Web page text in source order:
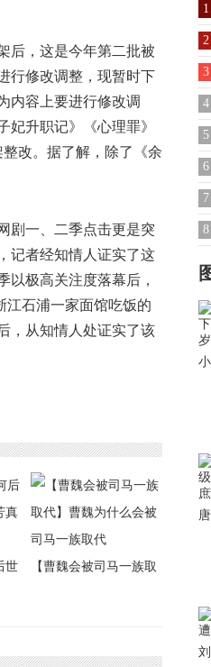
后，这是今年第二批被
行修改调整，现暂时下
内容上要进行修改调
升职记》《心理罪》
改。据了解，除了《余
剧一、二季点击更是突
记者经知情人证实了这
以极高关注度落幕后，
江石浦一家面馆吃饭的
，从知情人处证实了该
世
【曹魏会被司马一族取
1
2
3
4
么
5
6
7
8